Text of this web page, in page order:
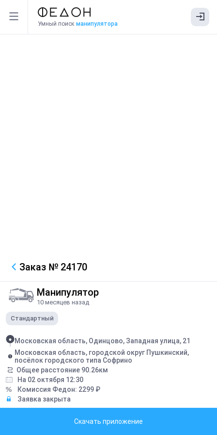
Умный поиск манипулятора
Заказ № 24170
Манипулятор
10 месяцев назад
Стандартный
Московская область, Одинцово, Западная улица, 21
Московская область, городской округ Пушкинский,
посёлок городского типа Софрино
Общее расстояние 90.26км
На 02 октября 12:30
Комиссия Федон: 2299 ₽
Заявка закрыта
Скачать приложение